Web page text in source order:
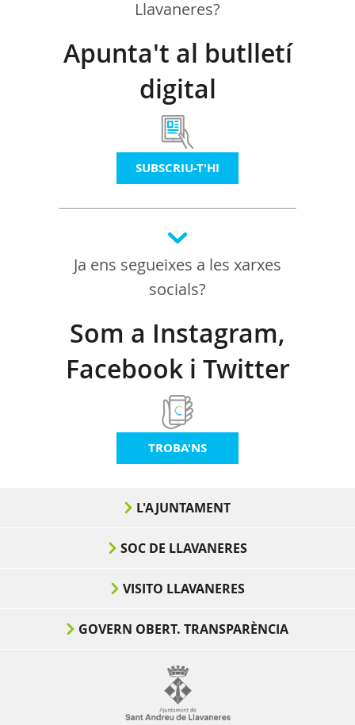
Llavaneres?
Apunta't al butlletí
digital
SUBSCRIU-T'HI
Ja ens segueixes a les xarxes
socials?
Som a Instagram,
Facebook i Twitter
TROBA'NS
L'AJUNTAMENT
SOC DE LLAVANERES
VISITO LLAVANERES
GOVERN OBERT. TRANSPARÈNCIA